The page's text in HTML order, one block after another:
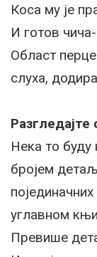
Коса му је
И готов
Област
слуха,
Нека то буду
бројем
углавном
Превише